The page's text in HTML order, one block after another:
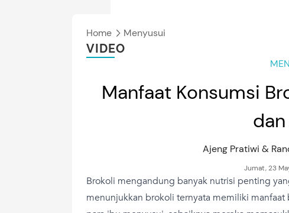
Home Menyusui
VIDEO
Manfaat Konsumsi
Ajeng Pratiwi &
Jumat, 23
Brokoli mengandung banyak nutrisi penting
menunjukkan brokoli ternyata memiliki